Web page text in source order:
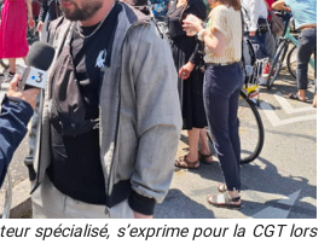
spé­cia­li­sé, s’ex­prime pour la CGT lors